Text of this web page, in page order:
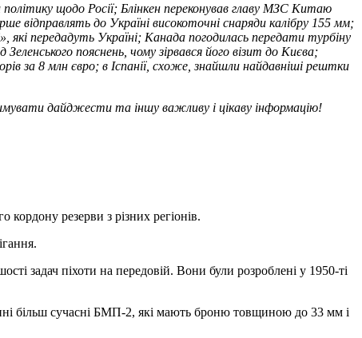
щодо Росії; Блінкен переконував главу МЗС Китаю
відправлять до Україні високоточні снаряди калібру 155 мм;
які передадуть Україні; Канада погодилась передати турбіну
пояснень, чому зірвався його візит до Києва;
за 8 млн євро; в Іспанії, схоже, знайшли найдавніші рештки
дайджести та іншу важливу і цікаву інформацію!
кордону резерви з різних регіонів.
задач піхоти на передовій. Вони були розроблені у 1950-ті
більш сучасні БМП-2, які мають броню товщиною до 33 мм і